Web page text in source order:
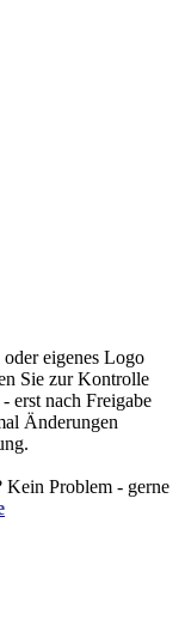
eigenes Logo
Sie zur Kontrolle
erst nach Freigabe
Änderungen
Kein Problem - gerne